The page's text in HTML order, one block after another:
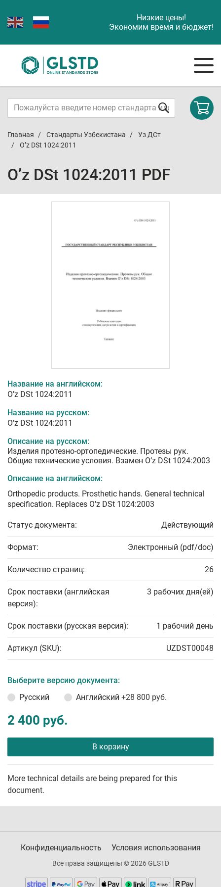
Низкие цены!
Экономим время и бюджет!
Главная Стандарты Узбекистана
Уз ДСт
O’z DSt 1024:2011
O’z DSt 1024:2011 PDF
Название на английском:
O’z DSt 1024:2011
Название на русском:
O’z DSt 1024:2011
Описание на русском:
Изделия протезно-ортопедические. Протезы рук.
Общие технические условия. Взамен O’z DSt 1024:2003
Описание на английском:
Orthopedic products. Prosthetic hands. General technical
specification. Replaces O’z DSt 1024:2003
Статус документа: Действующий
Формат: Электронный (pdf/doc)
Количество страниц: 26
Срок поставки (английская
версия):
3 рабочих дня(ей)
Срок поставки (русская версия): 1 рабочий день
Артикул (SKU): UZDST00048
Выберите версию документа:
Русский
Английский +28 800 руб.
2 400 руб.
В корзину
More technical details are being prepared for this
document.
Конфиденциальность Условия использования
Все права защищены © 2026 GLSTD